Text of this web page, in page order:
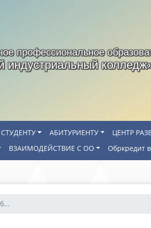
профессиональное
индустриальный
СТУДЕНТУ АБИТУРИЕНТУ ЦЕНТР
ВЗАИМОДЕЙСТВИЕ С ОО Обркредит